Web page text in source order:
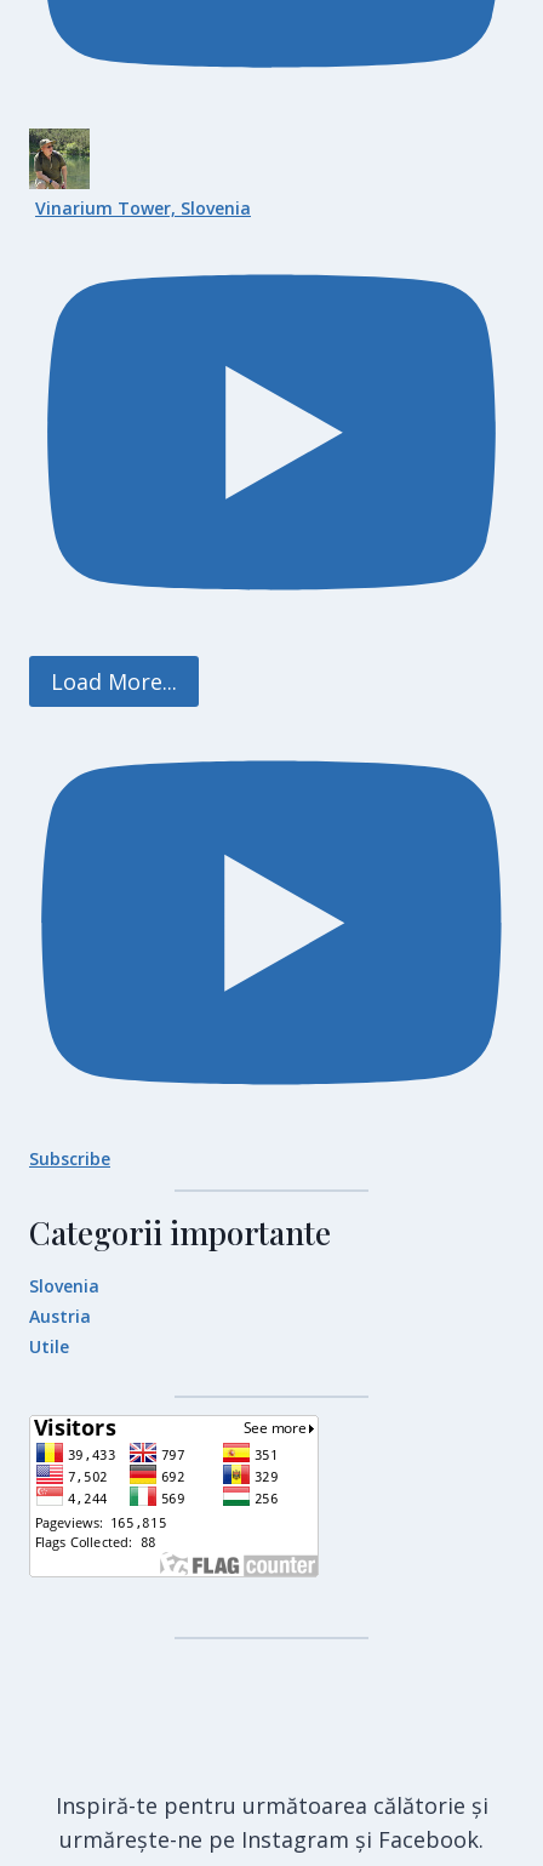
Vinarium Tower, Slovenia
Load More...
Subscribe
Categorii importante
Slovenia
Austria
Utile
Inspiră-te pentru următoarea călătorie și
urmărește-ne pe Instagram și Facebook.